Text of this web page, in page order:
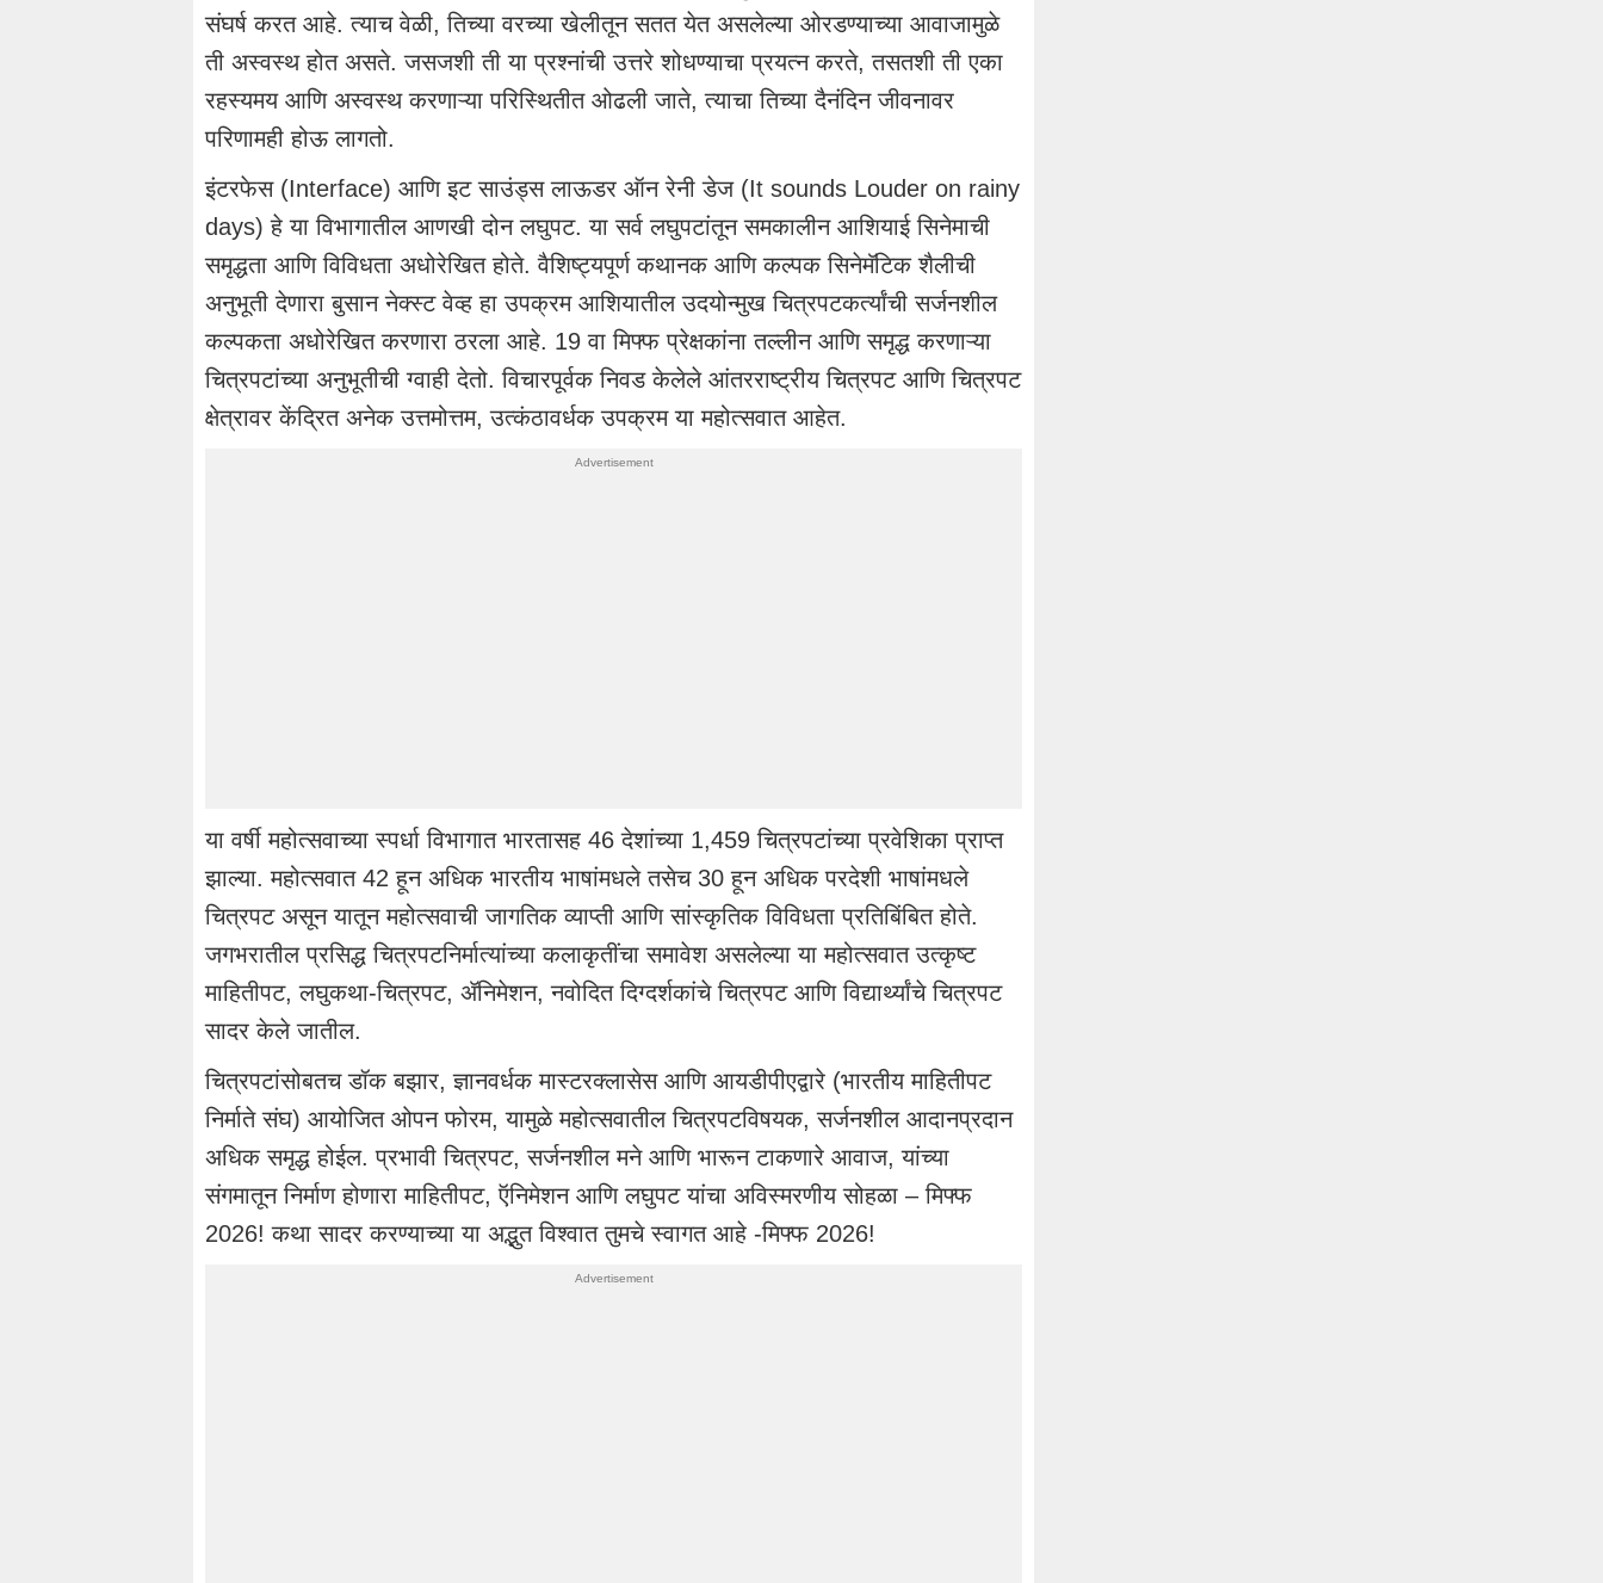
संघर्ष करत आहे. त्याच वेळी, तिच्या वरच्या खेलीतून सतत येत असलेल्या ओरडण्याच्या आवाजामुळे
ती अस्वस्थ होत असते. जसजशी ती या प्रश्नांची उत्तरे शोधण्याचा प्रयत्न करते, तसतशी ती एका
रहस्यमय आणि अस्वस्थ करणाऱ्या परिस्थितीत ओढली जाते, त्याचा तिच्या दैनंदिन जीवनावर
परिणामही होऊ लागतो.
इंटरफेस (Interface) आणि इट साउंड्स लाऊडर ऑन रेनी डेज (It sounds Louder on rainy
days) हे या विभागातील आणखी दोन लघुपट. या सर्व लघुपटांतून समकालीन आशियाई सिनेमाची
समृद्धता आणि विविधता अधोरेखित होते. वैशिष्ट्यपूर्ण कथानक आणि कल्पक सिनेमॅटिक शैलीची
अनुभूती देणारा बुसान नेक्स्ट वेव्ह हा उपक्रम आशियातील उदयोन्मुख चित्रपटकर्त्यांची सर्जनशील
कल्पकता अधोरेखित करणारा ठरला आहे. 19 वा मिफ्फ प्रेक्षकांना तल्लीन आणि समृद्ध करणाऱ्या
चित्रपटांच्या अनुभूतीची ग्वाही देतो. विचारपूर्वक निवड केलेले आंतरराष्ट्रीय चित्रपट आणि चित्रपट
क्षेत्रावर केंद्रित अनेक उत्तमोत्तम, उत्कंठावर्धक उपक्रम या महोत्सवात आहेत.
या वर्षी महोत्सवाच्या स्पर्धा विभागात भारतासह 46 देशांच्या 1,459 चित्रपटांच्या प्रवेशिका प्राप्त
झाल्या. महोत्सवात 42 हून अधिक भारतीय भाषांमधले तसेच 30 हून अधिक परदेशी भाषांमधले
चित्रपट असून यातून महोत्सवाची जागतिक व्याप्ती आणि सांस्कृतिक विविधता प्रतिबिंबित होते.
जगभरातील प्रसिद्ध चित्रपटनिर्मात्यांच्या कलाकृतींचा समावेश असलेल्या या महोत्सवात उत्कृष्ट
माहितीपट, लघुकथा-चित्रपट, ॲनिमेशन, नवोदित दिग्दर्शकांचे चित्रपट आणि विद्यार्थ्यांचे चित्रपट
सादर केले जातील.
चित्रपटांसोबतच डॉक बझार, ज्ञानवर्धक मास्टरक्लासेस आणि आयडीपीएद्वारे (भारतीय माहितीपट
निर्माते संघ) आयोजित ओपन फोरम, यामुळे महोत्सवातील चित्रपटविषयक, सर्जनशील आदानप्रदान
अधिक समृद्ध होईल. प्रभावी चित्रपट, सर्जनशील मने आणि भारून टाकणारे आवाज, यांच्या
संगमातून निर्माण होणारा माहितीपट, ऍनिमेशन आणि लघुपट यांचा अविस्मरणीय सोहळा – मिफ्फ
2026! कथा सादर करण्याच्या या अद्भुत विश्वात तुमचे स्वागत आहे -मिफ्फ 2026!